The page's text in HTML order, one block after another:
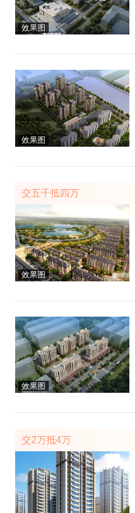
效果图
效果图
交五千抵四万
交2万抵4万